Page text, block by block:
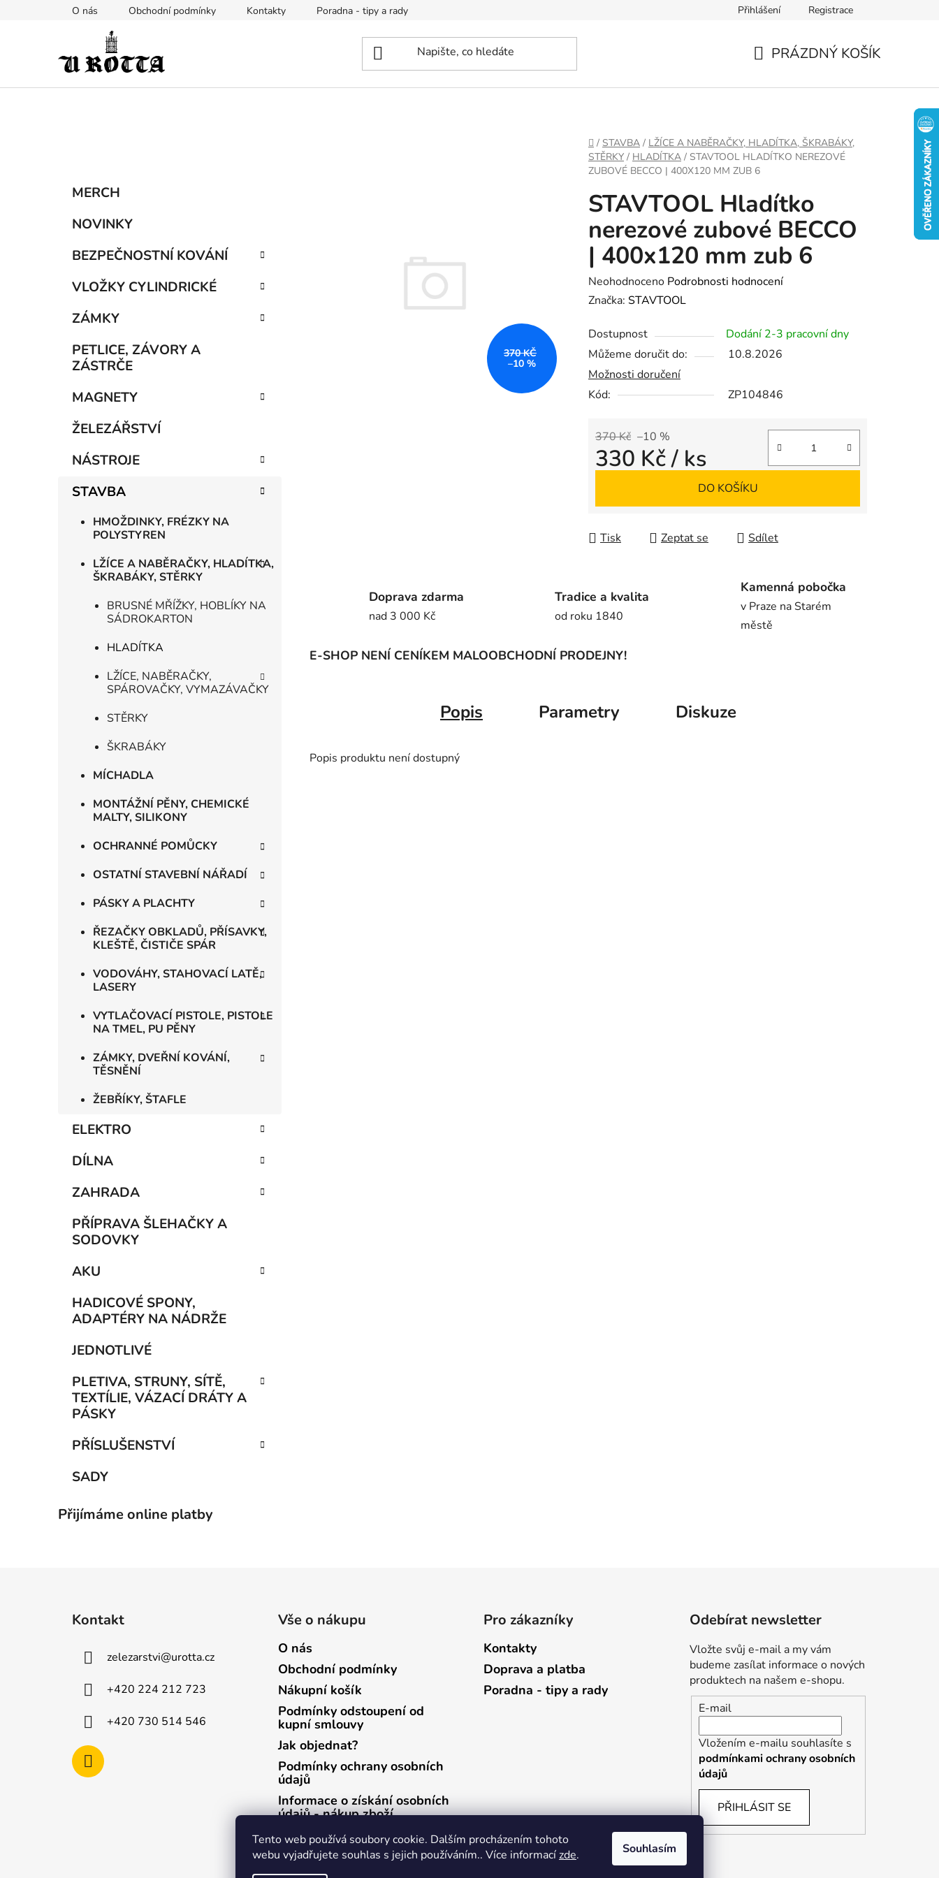
Tento web používá soubory cookie. Dalším procházením tohoto
webu vyjadřujete souhlas s jejich používáním.. Více informacízde. Souhlasím
O nás Obchodní podmínky Kontakty Poradna - tipy a rady Přihlášení Registrace
PRÁZDNÝ KOŠÍK
DOMŮ
/ STAVBA / LŽÍCE A NABĚRAČKY, HLADÍTKA, ŠKRABÁKY,
STĚRKY / HLADÍTKA / STAVTOOL HLADÍTKO NEREZOVÉ
ZUBOVÉ BECCO | 400X120 MM ZUB 6
Přeskočit
kategorie
MERCH
NOVINKY
BEZPEČNOSTNÍ KOVÁNÍ
VLOŽKY CYLINDRICKÉ
ZÁMKY
PETLICE, ZÁVORY A
ZÁSTRČE
MAGNETY
ŽELEZÁŘSTVÍ
NÁSTROJE
STAVBA
HMOŽDINKY, FRÉZKY NA
POLYSTYREN
LŽÍCE A NABĚRAČKY, HLADÍTKA,
ŠKRABÁKY, STĚRKY
BRUSNÉ MŘÍŽKY, HOBLÍKY NA
SÁDROKARTON
HLADÍTKA
LŽÍCE, NABĚRAČKY,
SPÁROVAČKY, VYMAZÁVAČKY
STĚRKY
ŠKRABÁKY
MÍCHADLA
MONTÁŽNÍ PĚNY, CHEMICKÉ
MALTY, SILIKONY
OCHRANNÉ POMŮCKY
OSTATNÍ STAVEBNÍ NÁŘADÍ
PÁSKY A PLACHTY
ŘEZAČKY OBKLADŮ, PŘÍSAVKY,
KLEŠTĚ, ČISTIČE SPÁR
VODOVÁHY, STAHOVACÍ LATĚ,
LASERY
VYTLAČOVACÍ PISTOLE, PISTOLE
NA TMEL, PU PĚNY
ZÁMKY, DVEŘNÍ KOVÁNÍ,
TĚSNĚNÍ
ŽEBŘÍKY, ŠTAFLE
ELEKTRO
DÍLNA
ZAHRADA
PŘÍPRAVA ŠLEHAČKY A
SODOVKY
AKU
HADICOVÉ SPONY,
ADAPTÉRY NA NÁDRŽE
JEDNOTLIVÉ
PLETIVA, STRUNY, SÍTĚ,
TEXTÍLIE, VÁZACÍ DRÁTY A
PÁSKY
PŘÍSLUŠENSTVÍ
SADY
Přijímáme online platby
STAVTOOL Hladítko
nerezové zubové BECCO
| 400x120 mm zub 6
Průměrné
hodnocení
je
0,0
z
5
Neohodnoceno Podrobnosti hodnocení
Značka: STAVTOOL
Dostupnost
Dodání 2-3 pracovní dny
Můžeme doručit do:
10.8.2026
Možnosti doručení
Kód:
ZP104846
370 Kč –10 %
330 Kč/ ks
DO KOŠÍKU
Tisk Zeptat se Sdílet
370 KČ
–10 %
Doprava zdarma
nad 3 000 Kč
Tradice a kvalita
od roku 1840
Kamenná pobočka
v Praze na Starém
městě
E-SHOP NENÍ CENÍKEM MALOOBCHODNÍ PRODEJNY!
Popis Parametry Diskuze
Popis produktu není dostupný
Kontakt
zelezarstvi@urotta.cz
+420 224 212 723
+420 730 514 546
Vše o nákupu
O nás
Obchodní podmínky
Nákupní košík
Podmínky odstoupení od
kupní smlouvy
Jak objednat?
Podmínky ochrany osobních
údajů
Informace o získání osobních
údajů - nákup zboží
Informace o získání osobních
údajů - zasílání newsletterů
Pro zákazníky
Kontakty
Doprava a platba
Poradna - tipy a rady
Odebírat newsletter
Vložte svůj e-mail a my vám
budeme zasílat informace o nových
produktech na našem e-shopu.
E-mail
Vložením e-mailu souhlasíte s
podmínkami ochrany osobních
údajů
PŘIHLÁSIT SE